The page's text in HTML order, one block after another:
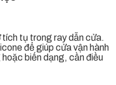
tích tụ trong ray dẫn cửa.
để giúp cửa vận hành
biến dạng, cần điều